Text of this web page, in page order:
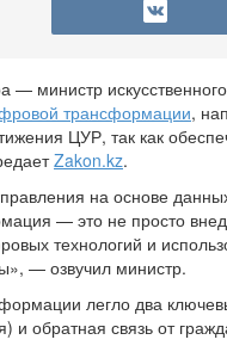
— министр
трансформации,
ЦУР, так как
Zakon.kz.
на основе
— это не просто
технологий и
— озвучил министр.
легло два
и обратная связь от